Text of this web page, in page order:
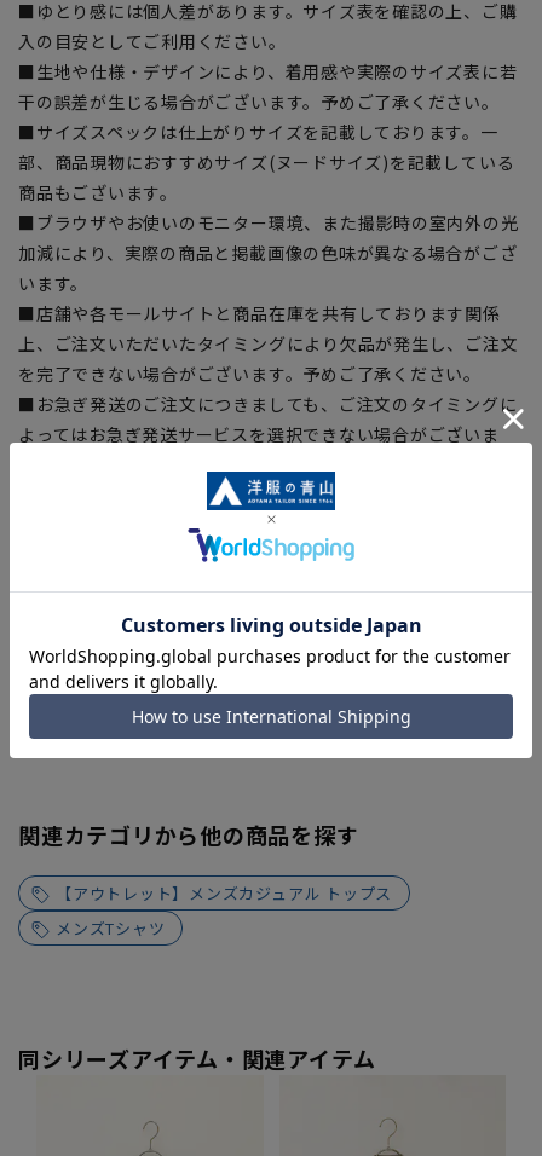
■ゆとり感には個人差があります。サイズ表を確認の上、ご購
入の目安としてご利用ください。
■生地や仕様・デザインにより、着用感や実際のサイズ表に若
干の誤差が生じる場合がございます。予めご了承ください。
■サイズスペックは仕上がりサイズを記載しております。一
部、商品現物におすすめサイズ(ヌードサイズ)を記載している
商品もございます。
■ブラウザやお使いのモニター環境、また撮影時の室内外の光
加減により、実際の商品と掲載画像の色味が異なる場合がござ
います。
■店舗や各モールサイトと商品在庫を共有しております関係
上、ご注文いただいたタイミングにより欠品が発生し、ご注文
を完了できない場合がございます。予めご了承ください。
■お急ぎ発送のご注文につきましても、ご注文のタイミングに
よってはお急ぎ発送サービスを選択できない場合がございま
関連カテゴリから他の商品を探す
【アウトレット】メンズカジュアル トップス
メンズTシャツ
同シリーズアイテム・関連アイテム